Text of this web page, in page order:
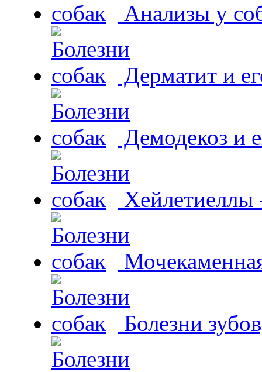
Анализы у
Дерматит и
Демодекоз и
Болезни